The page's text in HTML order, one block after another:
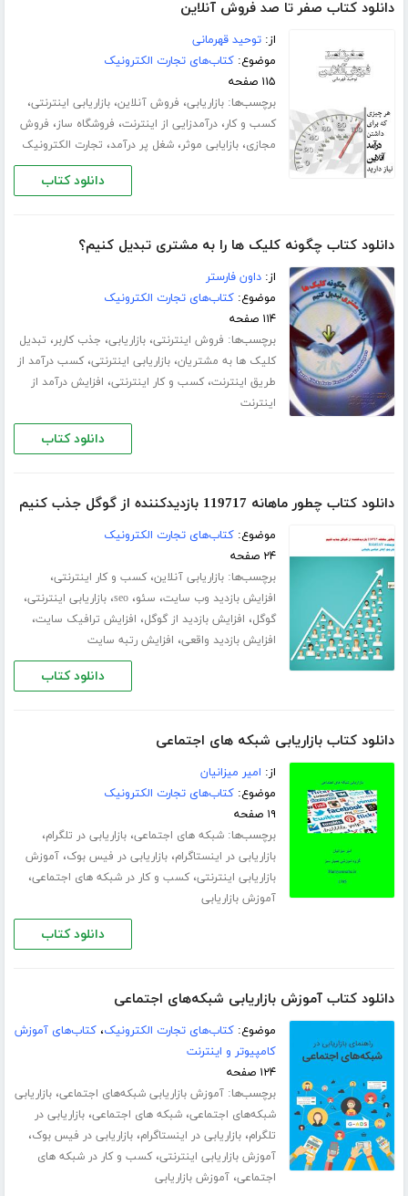
دانلود کتاب صفر تا صد فروش آنلاین
از:توحید قهرمانی
موضوع:کتاب‌های تجارت الکترونیک
۱۱۵ صفحه
برچسب‌ها:بازاریابی، فروش آنلاین،بازاریابی اینترنتی،
کسب و کار،درآمدزایی از اینترنت، فروشگاه ساز، فروش
مجازی،بازایابی موثر،شغل پر درآمد، تجارت الکترونیک
دانلود کتاب
دانلود کتاب چگونه کلیک ها را به مشتری تبدیل کنیم؟
از:داون فارستر
موضوع:کتاب‌های تجارت الکترونیک
۱۱۴ صفحه
برچسب‌ها: فروش اینترنتی،بازاریابی، جذب کاربر، تبدیل
کلیک ها به مشتریان،بازاریابی اینترنتی،کسب درآمد از
طریق اینترنت،کسب و کار اینترنتی، افزایش درآمد از
اینترنت
دانلود کتاب
دانلود کتاب چطور ماهانه 119717 بازدیدکننده از گوگل جذب کنیم
موضوع:کتاب‌های تجارت الکترونیک
۲۴ صفحه
برچسب‌ها:بازاریابی آنلاین،کسب و کار اینترنتی،
افزایش بازدید وب سایت، سئو،seo،بازاریابی اینترنتی،
گوگل، افزایش بازدید از گوگل، افزایش ترافیک سایت،
افزایش بازدید واقعی، افزایش رتبه سایت
دانلود کتاب
دانلود کتاب بازاریابی شبکه های اجتماعی
از: امیر میزانیان
موضوع:کتاب‌های تجارت الکترونیک
۱۹ صفحه
برچسب‌ها:شبکه های اجتماعی،بازاریابی در تلگرام،
بازاریابی در اینستاگرام،بازاریابی در فیس بوک،آموزش
بازاریابی اینترنتی،کسب و کار در شبکه های اجتماعی،
آموزش بازاریابی
دانلود کتاب
دانلود کتاب آموزش بازاریابی شبکه‌های اجتماعی
موضوع:کتاب‌های تجارت الکترونیک،کتاب‌های آموزش
کامپیوتر و اینترنت
۱۲۴ صفحه
برچسب‌ها:آموزش بازاریابی شبکه‌های اجتماعی،بازاریابی
شبکه‌های اجتماعی،شبکه های اجتماعی،بازاریابی در
تلگرام،بازاریابی در اینستاگرام،بازاریابی در فیس بوک،
آموزش بازاریابی اینترنتی،کسب و کار در شبکه های
اجتماعی،آموزش بازاریابی